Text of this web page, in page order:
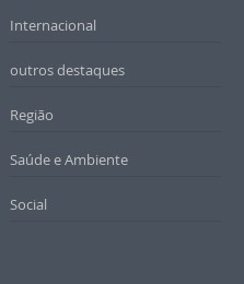
Internacional
outros destaques
Região
Saúde e Ambiente
Social